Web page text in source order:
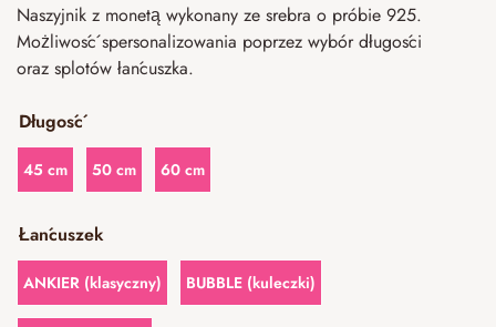
Naszyjnik z monetą wykonany ze srebra o próbie 925.
Możliwość spersonalizowania poprzez wybór długości
oraz splotów łańcuszka.
Długość
45 cm 50 cm 60 cm
Łańcuszek
ANKIER (klasyczny) BUBBLE (kuleczki)